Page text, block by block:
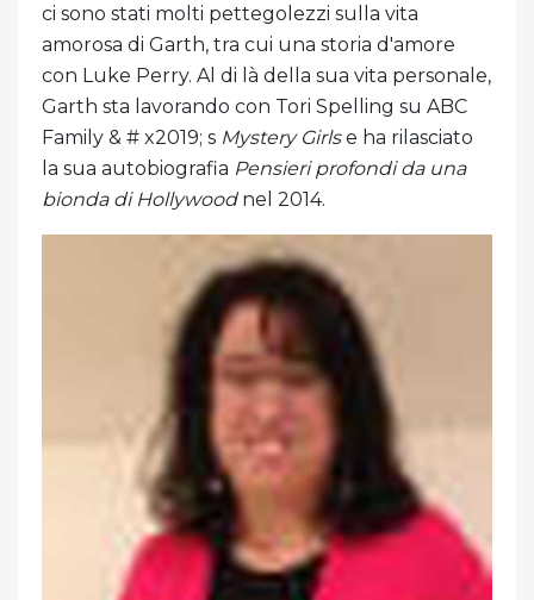
ci sono stati molti pettegolezzi sulla vita
amorosa di Garth, tra cui una storia d'amore
con Luke Perry. Al di là della sua vita personale,
Garth sta lavorando con Tori Spelling su ABC
Family & # x2019; s Mystery Girlse ha rilasciato
la sua autobiografia Pensieri profondi da una
bionda di Hollywoodnel 2014.